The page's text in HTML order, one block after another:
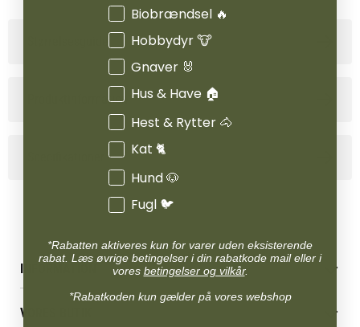
Produktinformation
INFORMATION
Betingelser & vilkår
Reklamations- & fortrydelsesret
VORES BUTIK
Interesser
Biobrændsel 🔥
Hobbydyr 🐮
Gnaver 🐰
Hus & Have 🏠
Hest & Rytter 🐴
Kat 🐈
Hund 🐶
Fugl 🐦
*Rabatten aktiveres kun for varer uden eksisterende
rabat. Læs øvrige betingelser i din rabatkode mail eller i
vores betingelser og vilkår.
*Rabatkoden kun gælder på vores webshop